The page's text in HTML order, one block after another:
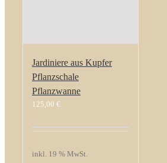
Jardiniere aus Kupfer
Pflanzschale
Pflanzwanne
125,00 €
inkl. 19 % MwSt.